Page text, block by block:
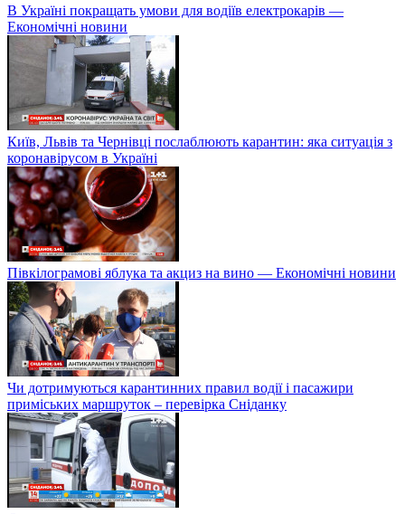
В Україні покращать умови для водіїв електрокарів —
Економічні новини
Київ, Львів та Чернівці послаблюють карантин: яка ситуація з
коронавірусом в Україні
Півкілограмові яблука та акциз на вино — Економічні новини
Чи дотримуються карантинних правил водії і пасажири
приміських маршруток – перевірка Сніданку